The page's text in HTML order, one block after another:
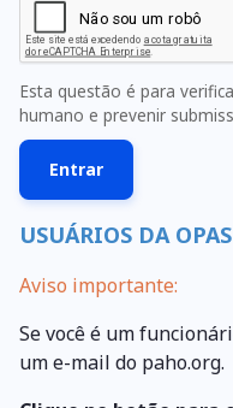
Esta questão é para
humano e prevenir
USUÁRIOS DA OPAS
Aviso importante:
Se você é um
um e-mail do paho.org.